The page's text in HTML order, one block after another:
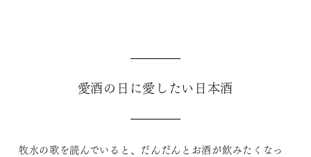
愛酒の日に愛したい日本酒
牧水の歌を読んでいると、だんだんとお酒が飲みたくなっ